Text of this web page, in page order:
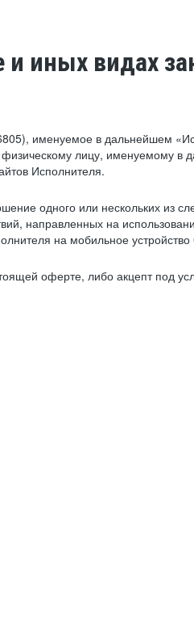
иных видах
именуемое в дальнейшем
лицу, именуемому в
Исполнителя.
одного или нескольких из
направленных на
на мобильное устройство
оферте, либо акцепт под